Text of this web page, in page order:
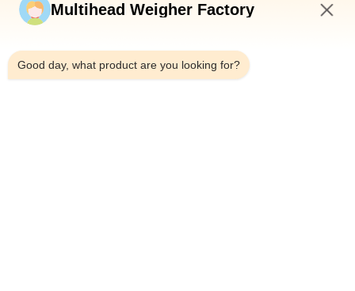
Multihead Weigher Factory
Good day, what product are you looking for?